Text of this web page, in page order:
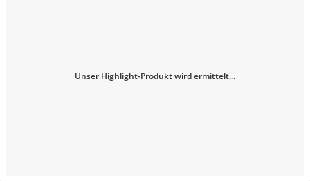
Unser Highlight-Produkt wird ermittelt...